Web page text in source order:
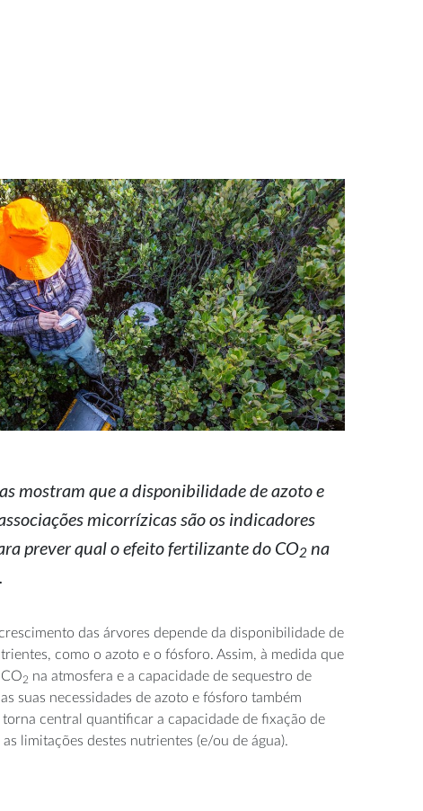
mostram que a disponibilidade de azoto e
micorrízicas são os indicadores
prever qual o efeito fertilizante do CO2 na
das árvores depende da disponibilidade de
como o azoto e o fósforo. Assim, à medida que
2 na atmosfera e a capacidade de sequestro de
suas necessidades de azoto e fósforo também
central quantificar a capacidade de fixação de
limitações destes nutrientes (e/ou de água).